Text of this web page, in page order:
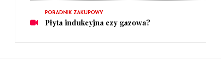
PORADNIK ZAKUPOWY
Płyta indukcyjna czy gazowa?